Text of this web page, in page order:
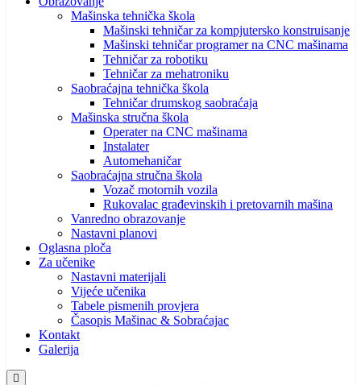
Mašinska tehnička škola
Mašinski tehničar za kompjutersko konstruisanje
Mašinski tehničar programer na CNC mašinama
Tehničar za robotiku
Tehničar za mehatroniku
Saobraćajna tehnička škola
Tehničar drumskog saobraćaja
Mašinska stručna škola
Operater na CNC mašinama
Instalater
Automehaničar
Saobraćajna stručna škola
Vozač motornih vozila
Rukovalac građevinskih i pretovarnih mašina
Vanredno obrazovanje
Nastavni planovi
Oglasna ploča
Za učenike
Nastavni materijali
Vijeće učenika
Tabele pismenih provjera
Časopis Mašinac & Sobraćajac
Kontakt
Galerija